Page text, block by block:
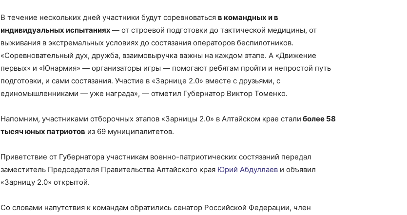
В течение нескольких дней участники будут соревноваться в командных и в
индивидуальных испытаниях — от строевой подготовки до тактической медицины, от
выживания в экстремальных условиях до состязания операторов беспилотников.
«Соревновательный дух, дружба, взаимовыручка важны на каждом этапе. А «Движение
первых» и «Юнармия» — организаторы игры — помогают ребятам пройти и непростой путь
подготовки, и сами состязания. Участие в «Зарнице 2.0» вместе с друзьями, с
единомышленниками — уже награда», — отметил Губернатор Виктор Томенко.
Напомним, участниками отборочных этапов «Зарницы 2.0» в Алтайском крае стали более 58
тысяч юных патриотов из 69 муниципалитетов.
Приветствие от Губернатора участникам военно-патриотических состязаний передал
заместитель Председателя Правительства Алтайского края Юрий Абдуллаев и объявил
«Зарницу 2.0» открытой.
Со словами напутствия к командам обратились сенатор Российской Федерации, член